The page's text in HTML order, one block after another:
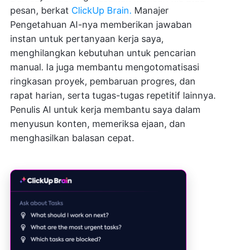
pesan, berkat ClickUp Brain. Manajer
Pengetahuan AI-nya memberikan jawaban
instan untuk pertanyaan kerja saya,
menghilangkan kebutuhan untuk pencarian
manual. Ia juga membantu mengotomatisasi
ringkasan proyek, pembaruan progres, dan
rapat harian, serta tugas-tugas repetitif lainnya.
Penulis AI untuk kerja membantu saya dalam
menyusun konten, memeriksa ejaan, dan
menghasilkan balasan cepat.